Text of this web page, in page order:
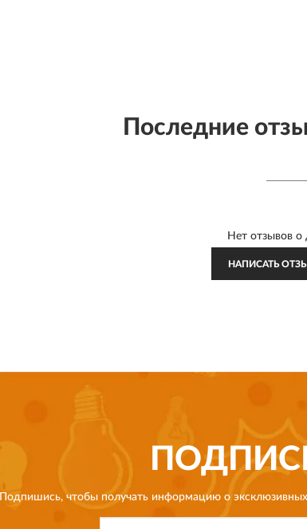
Последние
Нет отзывов о
НАПИСАТЬ
Подпишись, чтобы получать информацию о